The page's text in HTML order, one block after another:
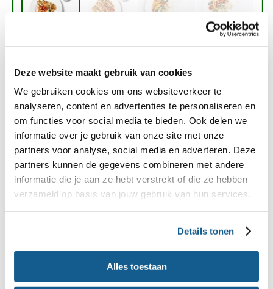
Deze website maakt gebruik van cookies
We gebruiken cookies om ons websiteverkeer te
analyseren, content en advertenties te personaliseren en
om functies voor social media te bieden. Ook delen we
informatie over je gebruik van onze site met onze
partners voor analyse, social media en adverteren. Deze
partners kunnen de gegevens combineren met andere
informatie die je aan ze hebt verstrekt of die ze hebben
verzameld op basis van jouw gebruik van hun services.
Details tonen
Alles toestaan
Voor een kind van 4 t/m 9 jaar:
groente 100-150 gram
volkorenpasta 100-150 gram
50 gram kipfilet
glas water
Ook benieuwd naar de porties voor een kind van
10 t/m 12 jaar? Vul de
in
voor jouw kind.
het van week tot week verschillen hoeveel trek je
kind heeft. Kinderen voelen goed aan hoeveel ze